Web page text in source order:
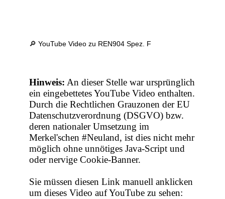
🔎 YouTube Video zu REN904 Spez. F
Hinweis: An dieser Stelle war ursprünglich
ein eingebettetes YouTube Video enthalten.
Durch die Rechtlichen Grauzonen der EU
Datenschutzverordnung (DSGVO) bzw.
deren nationaler Umsetzung im
Merkel'schen #Neuland, ist dies nicht mehr
möglich ohne unnötiges Java-Script und
oder nervige Cookie-Banner.
Sie müssen diesen Link manuell anklicken
um dieses Video auf YouTube zu sehen: